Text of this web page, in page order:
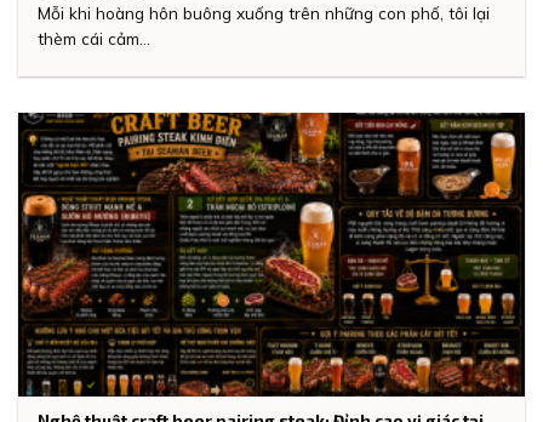
Mỗi khi hoàng hôn buông xuống trên những con phố, tôi lại
thèm cái cảm...